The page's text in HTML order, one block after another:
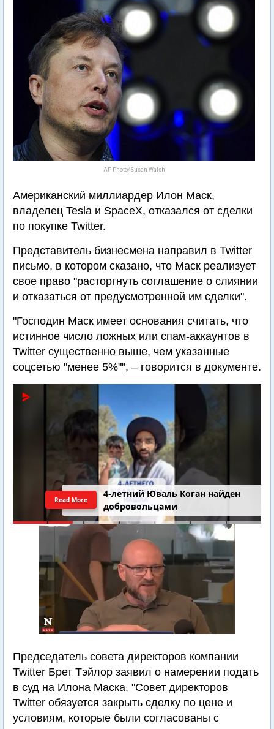
AP Photo/Susan Walsh
Американский миллиардер Илон Маск,
владелец Tesla и SpaceX, отказался от сделки
по покупке Twitter.
Представитель бизнесмена направил в Twitter
письмо, в котором сказано, что Маск реализует
свое право "расторгнуть соглашение о слиянии
и отказаться от предусмотренной им сделки".
"Господин Маск имеет основания считать, что
истинное число ложных или спам-аккаунтов в
Twitter существенно выше, чем указанные
соцсетью "менее 5%"", – говорится в документе.
4-летний Юваль Коган найден
добровольцами
Read More
Председатель совета директоров компании
Twitter Брет Тэйлор заявил о намерении подать
в суд на Илона Маска. "Совет директоров
Twitter обязуется закрыть сделку по цене и
условиям, которые были согласованы с